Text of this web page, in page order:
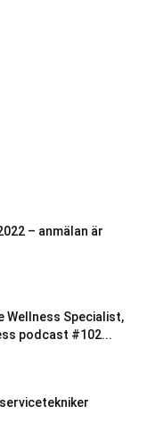
– anmälan är
Wellness Specialist,
podcast #102...